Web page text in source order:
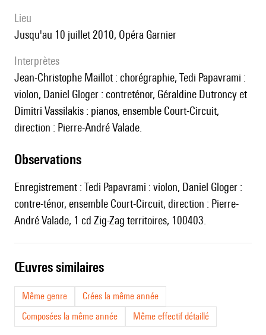
lieu
jusqu'au 10 juillet 2010, Opéra Garnier
interprètes
Jean-Christophe Maillot : chorégraphie, Tedi Papavrami :
violon, Daniel Gloger : contreténor, Géraldine Dutroncy et
Dimitri Vassilakis : pianos, ensemble Court-Circuit,
direction : Pierre-André Valade.
observations
Enregistrement : Tedi Papavrami : violon, Daniel Gloger :
contre-ténor, ensemble Court-Circuit, direction : Pierre-
André Valade, 1 cd Zig-Zag territoires, 100403.
œuvres similaires
Même genre
Crées la même année
Composées la même année
Même effectif détaillé